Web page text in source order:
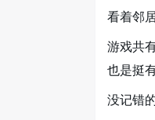
看着邻
游戏共
也是挺
没记错